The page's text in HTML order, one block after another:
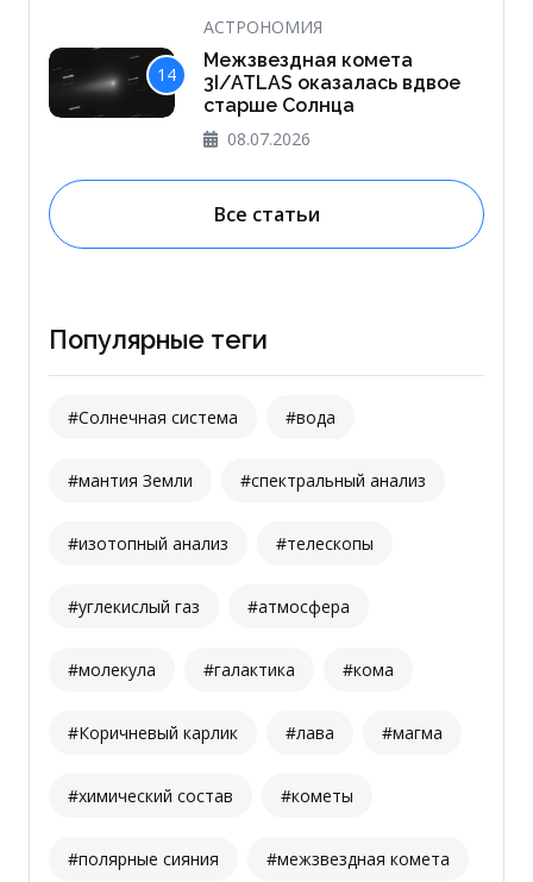
14
АСТРОНОМИЯ
Межзвездная комета
3I/ATLAS оказалась вдвое
старше Солнца
08.07.2026
Все статьи
Популярные теги
#Солнечная система #вода
#мантия Земли #спектральный анализ
#изотопный анализ #телескопы
#углекислый газ #атмосфера
#молекула #галактика #кома
#Коричневый карлик #лава #магма
#химический состав #кометы
#полярные сияния #межзвездная комета